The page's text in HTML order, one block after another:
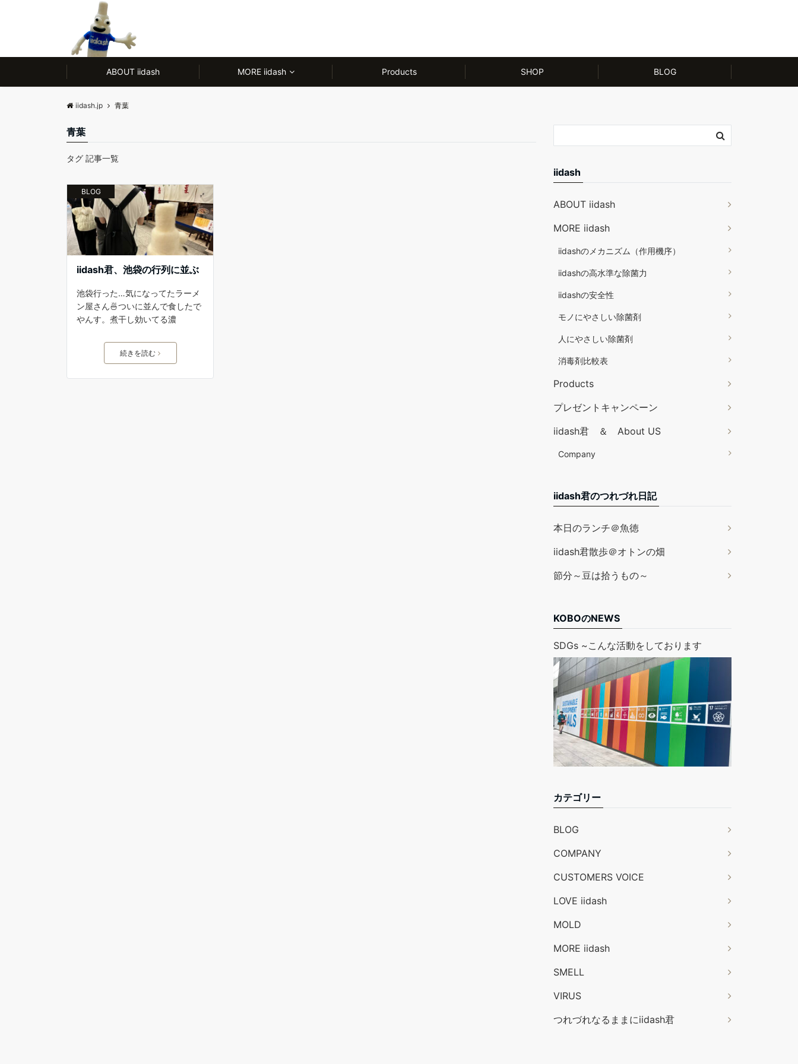
ABOUT iidash MORE iidash Products SHOP BLOG
iidash.jp 青葉
青葉
タグ 記事一覧
BLOG
iidash君、池袋の行列に並ぶ
池袋行った…気になってたラーメ
ン屋さん🍜ついに並んで食したで
やんす。煮干し効いてる濃
続きを読む
iidash
ABOUT iidash
MORE iidash
iidashのメカニズム（作用機序）
iidashの高水準な除菌力
iidashの安全性
モノにやさしい除菌剤
人にやさしい除菌剤
消毒剤比較表
Products
プレゼントキャンペーン
iidash君 ＆ About US
Company
iidash君のつれづれ日記
本日のランチ＠魚徳
iidash君散歩＠オトンの畑
節分～豆は拾うもの～
KOBOのNEWS
SDGs ~こんな活動をしております
カテゴリー
BLOG
COMPANY
CUSTOMERS VOICE
LOVE iidash
MOLD
MORE iidash
SMELL
VIRUS
つれづれなるままにiidash君